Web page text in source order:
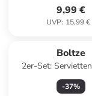
9,99 €
UVP: 15,99 €
Boltze
2er-Set:
Grün - 2x 20
-37%